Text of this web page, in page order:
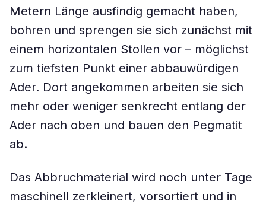
Metern Länge ausfindig gemacht haben,
bohren und sprengen sie sich zunächst mit
einem horizontalen Stollen vor – möglichst
zum tiefsten Punkt einer abbauwürdigen
Ader. Dort angekommen arbeiten sie sich
mehr oder weniger senkrecht entlang der
Ader nach oben und bauen den Pegmatit
ab.
Das Abbruchmaterial wird noch unter Tage
maschinell zerkleinert, vorsortiert und in